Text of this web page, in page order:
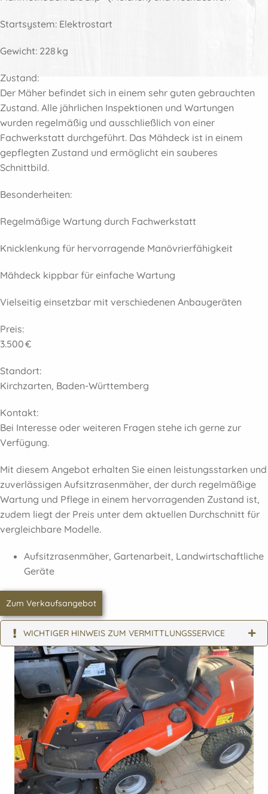
Startsystem: Elektrostart
Gewicht: 228 kg
Zustand:
Der Mäher befindet sich in einem sehr guten gebrauchten
Zustand. Alle jährlichen Inspektionen und Wartungen
wurden regelmäßig und ausschließlich von einer
Fachwerkstatt durchgeführt. Das Mähdeck ist in einem
gepflegten Zustand und ermöglicht ein sauberes
Schnittbild.
Besonderheiten:
Regelmäßige Wartung durch Fachwerkstatt
Knicklenkung für hervorragende Manövrierfähigkeit
Mähdeck kippbar für einfache Wartung
Vielseitig einsetzbar mit verschiedenen Anbaugeräten
Preis:
3.500 €
Standort:
Kirchzarten, Baden-Württemberg
Kontakt:
Bei Interesse oder weiteren Fragen stehe ich gerne zur
Verfügung.
Mit diesem Angebot erhalten Sie einen leistungsstarken und
zuverlässigen Aufsitzrasenmäher, der durch regelmäßige
Wartung und Pflege in einem hervorragenden Zustand ist,
zudem liegt der Preis unter dem aktuellen Durchschnitt für
vergleichbare Modelle.
Aufsitzrasenmäher, Gartenarbeit, Landwirtschaftliche
Geräte
Zum Verkaufsangebot
WICHTIGER HINWEIS ZUM VERMITTLUNGSSERVICE